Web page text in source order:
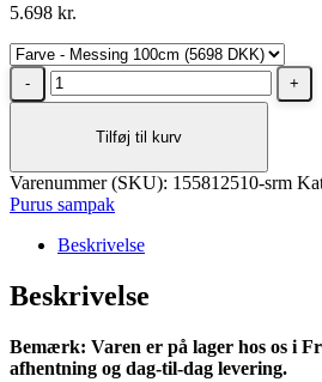
5.698 kr.
Purus
Line
mm
med
Lodret
Ø75
antal
Tilføj til kurv
Varenummer (SKU): 155812510-srm
Purus sampak
Beskrivelse
Beskrivelse
Bemærk: Varen er på lager hos os i
afhentning og dag-til-dag levering.